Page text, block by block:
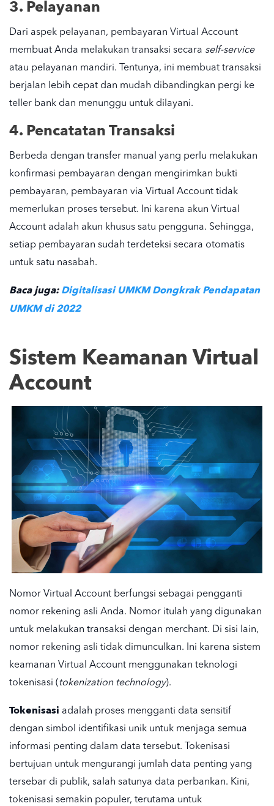
3. Pelayanan
Dari aspek pelayanan, pembayaran Virtual Account
membuat Anda melakukan transaksi secara self-service
atau pelayanan mandiri. Tentunya, ini membuat transaksi
berjalan lebih cepat dan mudah dibandingkan pergi ke
teller bank dan menunggu untuk dilayani.
4. Pencatatan Transaksi
Berbeda dengan transfer manual yang perlu melakukan
konfirmasi pembayaran dengan mengirimkan bukti
pembayaran, pembayaran via Virtual Account tidak
memerlukan proses tersebut. Ini karena akun Virtual
Account adalah akun khusus satu pengguna. Sehingga,
setiap pembayaran sudah terdeteksi secara otomatis
untuk satu nasabah.
Baca juga:Digitalisasi UMKM Dongkrak Pendapatan
UMKM di 2022
Sistem Keamanan Virtual
Account
Nomor Virtual Account berfungsi sebagai pengganti
nomor rekening asli Anda. Nomor itulah yang digunakan
untuk melakukan transaksi dengan merchant. Di sisi lain,
nomor rekening asli tidak dimunculkan. Ini karena sistem
keamanan Virtual Account menggunakan teknologi
tokenisasi (tokenization technology).
Tokenisasi adalah proses mengganti data sensitif
dengan simbol identifikasi unik untuk menjaga semua
informasi penting dalam data tersebut. Tokenisasi
bertujuan untuk mengurangi jumlah data penting yang
tersebar di publik, salah satunya data perbankan. Kini,
tokenisasi semakin populer, terutama untuk